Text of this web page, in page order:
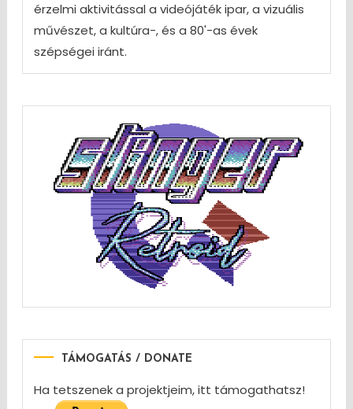
érzelmi aktivitással a videójáték ipar, a vizuális
művészet, a kultúra-, és a 80'-as évek
szépségei iránt.
TÁMOGATÁS / DONATE
Ha tetszenek a projektjeim, itt támogathatsz!